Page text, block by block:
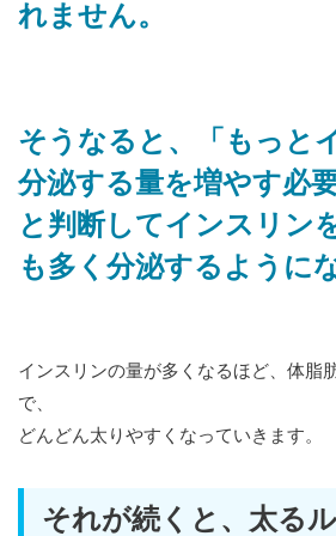
れません。
そうなると、「もっと
分泌する量を増やす必
と判断してインスリン
も多く分泌するように
インスリンの量が多くなるほど、体脂
で、
どんどん太りやすくなっていきます。
それが続くと、太る